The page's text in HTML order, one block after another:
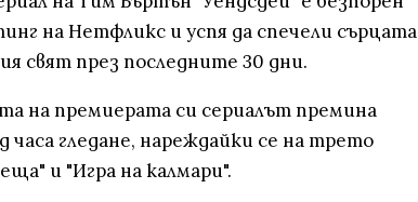
на Нетфликс и успя да спечели сърцата
свят през последните 30 дни.
на премиерата си сериалът премина
часа гледане, нареждайки се на трето
и "Игра на калмари".